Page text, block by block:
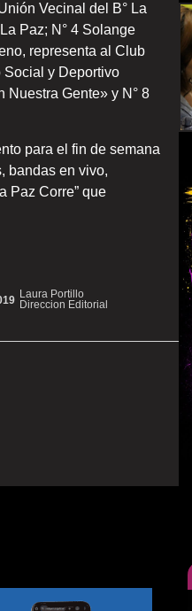
Vecinal del B° La
Paz; N° 4 Solange
representa al Club
Social y Deportivo
Nuestra Gente» y N° 8
para el fin de semana
bandas en vivo,
Paz Corre” que
Laura Portillo
Direccion Editorial